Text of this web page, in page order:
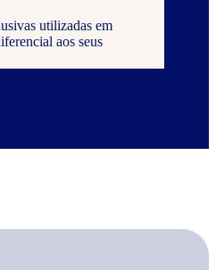
utilizadas em
aos seus
e excelência